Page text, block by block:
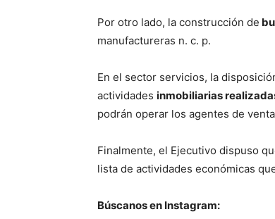
Por otro lado, la construcción de
manufactureras n. c. p.
En el sector servicios, la
actividades inmobiliarias
podrán operar los agentes de
Finalmente, el Ejecutivo dispuso
lista de actividades económicas
Búscanos en Instagram: